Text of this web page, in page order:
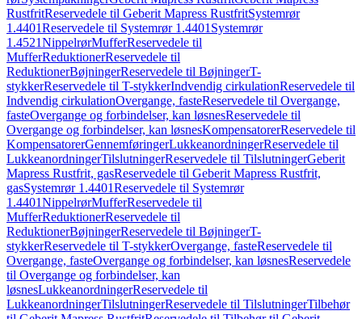
RustfritReservedele til Geberit Mapress RustfritSystemrør
1.4401Reservedele til Systemrør 1.4401 Systemrør
1.4521NippelrørMufferReservedele til
MufferReduktionerReservedele til
ReduktionerBøjningerReservedele til BøjningerT-
stykkerReservedele til T-stykkerIndvendig cirkulationReservedele til
Indvendig cirkulationOvergange, fasteReservedele til Overgange,
fasteOvergange og forbindelser, kan løsnesReservedele til
Overgange og forbindelser, kan løsnesKompensatorerReservedele til
KompensatorerGennemføringerLukkeanordningerReservedele til
LukkeanordningerTilslutningerReservedele til TilslutningerGeberit
Mapress Rustfrit, gasReservedele til Geberit Mapress Rustfrit,
gasSystemrør 1.4401Reservedele til Systemrør
1.4401NippelrørMufferReservedele til
MufferReduktionerReservedele til
ReduktionerBøjningerReservedele til BøjningerT-
stykkerReservedele til T-stykkerOvergange, fasteReservedele til
Overgange, fasteOvergange og forbindelser, kan løsnesReservedele
til Overgange og forbindelser, kan
løsnesLukkeanordningerReservedele til
LukkeanordningerTilslutningerReservedele til TilslutningerTilbehør